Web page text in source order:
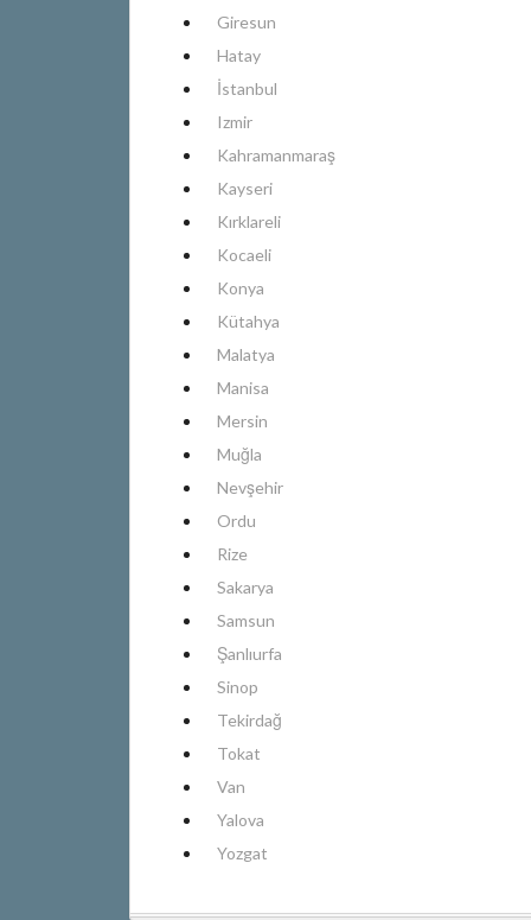
Giresun
Hatay
İstanbul
Izmir
Kahramanmaraş
Kayseri
Kırklareli
Kocaeli
Konya
Kütahya
Malatya
Manisa
Mersin
Muğla
Nevşehir
Ordu
Rize
Sakarya
Samsun
Şanlıurfa
Sinop
Tekirdağ
Tokat
Van
Yalova
Yozgat